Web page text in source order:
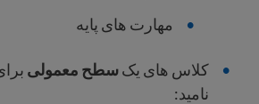
مهارت های پایه
کلاس های یکسطح معمولی
نامید: